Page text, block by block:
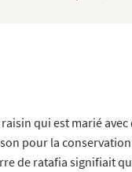
qui est marié
pour la
de ratafia signifiait